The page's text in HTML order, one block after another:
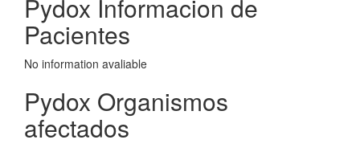
Pydox Informacion de
Pacientes
No information avaliable
Pydox Organismos
afectados